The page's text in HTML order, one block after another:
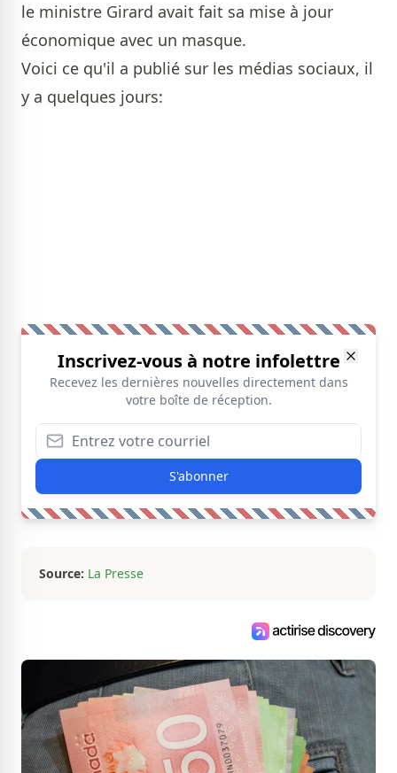
le ministre Girard avait fait sa mise à jour
économique avec un masque.
Voici ce qu'il a publié sur les médias sociaux, il
y a quelques jours:
Inscrivez-vous à notre infolettre
Recevez les dernières nouvelles directement dans
votre boîte de réception.
S'abonner
Source: La Presse